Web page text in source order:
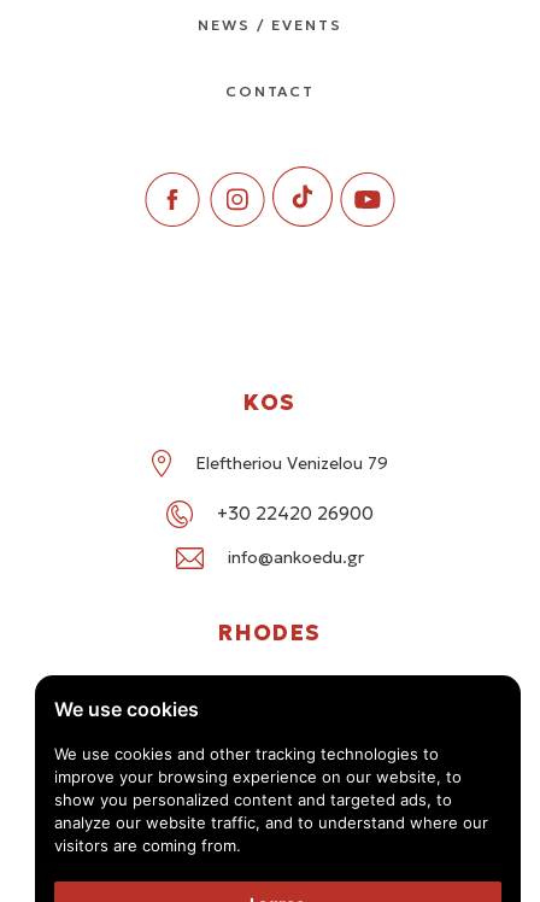
We use cookies
We use cookies and other tracking technologies to
improve your browsing experience on our website, to
show you personalized content and targeted ads, to
analyze our website traffic, and to understand where our
visitors are coming from.
NEWS / EVENTS
CONTACT
KOS
Eleftheriou Venizelou 79
+30 22420 26900
info@ankoedu.gr
RHODES
+30 22414 01016 / +30 22410 62488
info@ankoedu.gr